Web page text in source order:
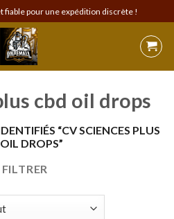
fiable pour une expédition discrète !
cbd oil drops
“CV SCIENCES PLUS
DROPS”
FILTRER